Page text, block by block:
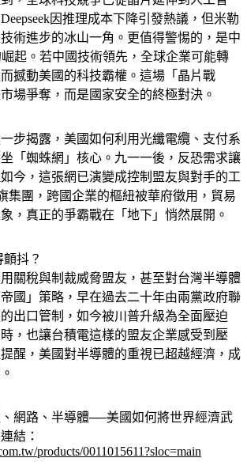
，全球科技競爭已從晶片延伸到人工智
因推理成本下降引發熱議，但米勒
術進步的冰山一角。更值得警惕的，是中
起。若中國技術領先，全球企業可能轉
撼動美國的科技霸權。這場「晶片戰
步揭露，美國如何利用光纖電纜、支付系
「蜘蛛網」核心。九一一後，反恐需求讓
今，這張網已演變成控制盟友與對手的工
集團，跨國企業的樞紐被華府徵用，貿易
顫抖？
關稅與制裁威脅盟友，甚至對台灣半導體
國」策略，早在過去二十年由兩黨政府聯
出口管制，如今被川普升級為全面壓迫
，也讓台積電這樣的盟友企業感受到壓
醒，美國對半導體的重視已超越經濟，成
網路、半導體──美國如何將世界經濟武
結：